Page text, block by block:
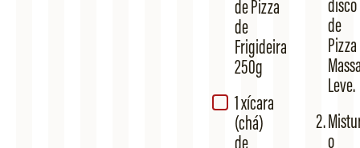
de Pizza
de
Frigideira
250g
1 xícara
(chá)
de
disco
de
Pizza
Leve.
o